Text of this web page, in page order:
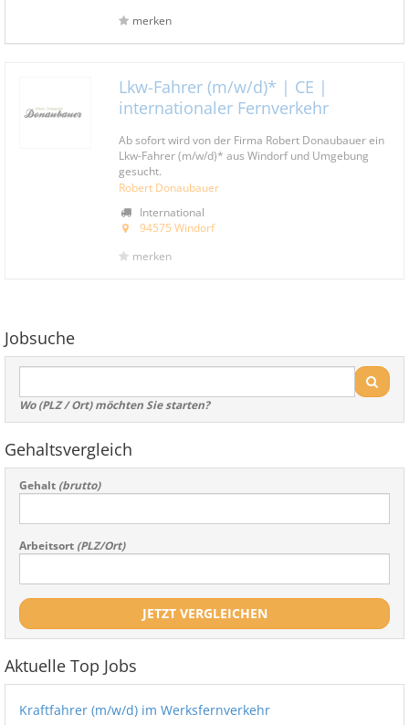
merken
Lkw-Fahrer (m/w/d)* | CE |
internationaler Fernverkehr
Ab sofort wird von der Firma Robert Donaubauer ein
Lkw-Fahrer (m/w/d)* aus Windorf und Umgebung
gesucht.
Robert Donaubauer
International
94575 Windorf
merken
Jobsuche
Wo (PLZ / Ort) möchten Sie starten?
Gehaltsvergleich
Gehalt (brutto)
Arbeitsort (PLZ/Ort)
JETZT VERGLEICHEN
Aktuelle Top Jobs
Kraftfahrer (m/w/d) im Werksfernverkehr